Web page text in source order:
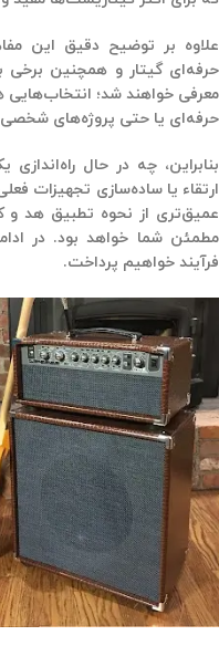
علاوه بر توضیح دقیق این
حرفه‌ای گیتار و همچنین برخی
معرفی خواهند شد؛ انتخاب‌هایی
حرفه‌ای یا حتی پروژه‌های شخصی
بنابراین، چه در حال
ارتقاء یا ساده‌سازی تجهیزات
عمیق‌تری از نحوه تطبیق هد و
مطمئن شما خواهد بود. در
فرآیند خواهیم پرداخت.